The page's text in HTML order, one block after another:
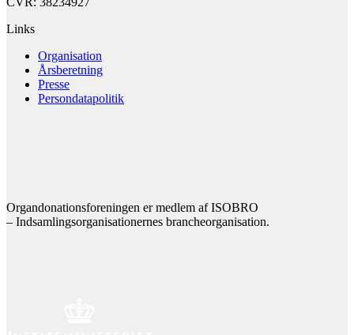
Links
Organisation
Årsberetning
Presse
Persondatapolitik
Organdonationsforeningen er medlem af ISOBRO
– Indsamlingsorganisationernes brancheorganisation.